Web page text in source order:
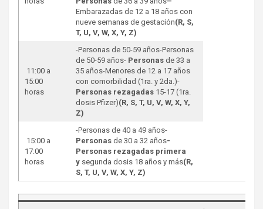
Embarazadas de 12 a 18 años con
nueve semanas de gestación(R, S,
T, U, V, W, X, Y, Z)
11:00 a
15:00
horas
-Personas de 50-59 años-Personas
de 50-59 años- Personas de 33 a
35 años-Menores de 12 a 17 años
con comorbilidad (1ra. y 2da.)-
Personas rezagadas 15-17 (1ra.
dosis Pfizer)(R, S, T, U, V, W, X, Y,
Z)
15:00 a
17:00
horas
-Personas de 40 a 49 años-
Personas de 30 a 32 años-
Personas rezagadas primera
y segunda dosis 18 años y más(R,
S, T, U, V, W, X, Y, Z)